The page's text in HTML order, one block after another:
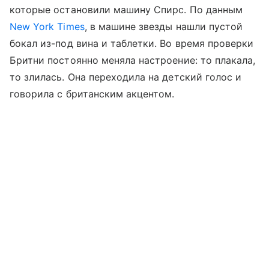
которые остановили машину Спирс. По данным
New York Times, в машине звезды нашли пустой
бокал из-под вина и таблетки. Во время проверки
Бритни постоянно меняла настроение: то плакала,
то злилась. Она переходила на детский голос и
говорила с британским акцентом.